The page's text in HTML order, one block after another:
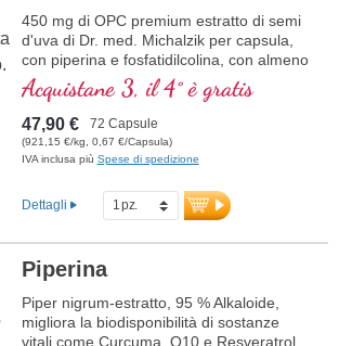
450 mg di OPC premium estratto di semi
d'uva di Dr. med. Michalzik per capsula,
con piperina e fosfatidilcolina, con almeno
240 mg di OPC puro
Acquistane 3, il 4° è gratis
47,90 € 72 Capsule
(921,15 €/kg, 0,67 €/Capsula)
IVA inclusa più Spese di spedizione
Dettagli
Piperina
Piper nigrum-estratto, 95 % Alkaloide,
migliora la biodisponibilità di sostanze
vitali come Curcuma, Q10 e Resveratrol